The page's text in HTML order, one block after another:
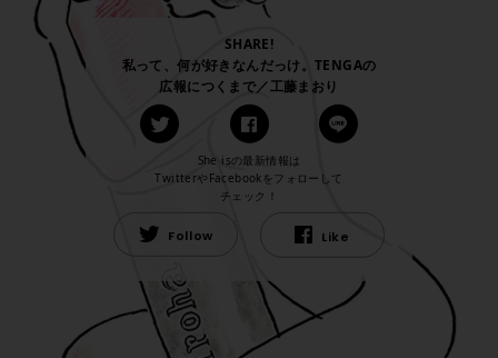
SHARE!
私って、何が好きなんだっけ。TENGAの
広報につくまで／工藤まおり
She isの最新情報は
TwitterやFacebookをフォローして
チェック！
Follow Like